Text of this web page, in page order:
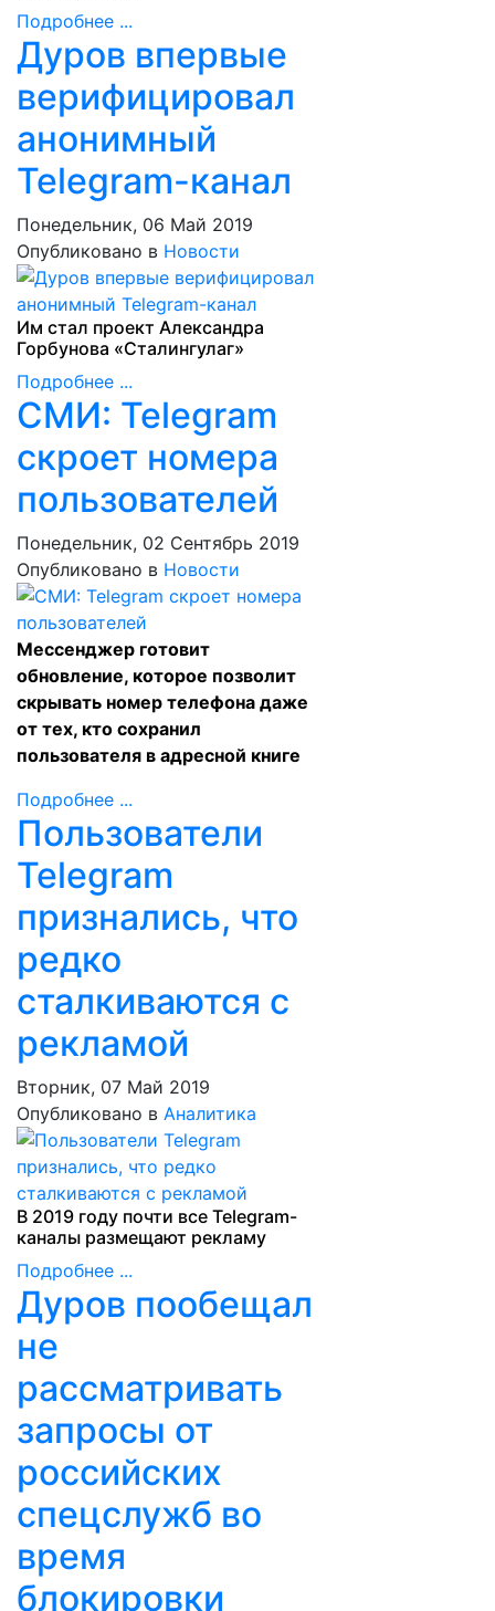
Подробнее ...
Дуров впервые
верифицировал
анонимный
Telegram-канал
Понедельник, 06 Май 2019
Опубликовано в Новости
Им стал проект Александра
Горбунова «Сталингулаг»
Подробнее ...
СМИ: Telegram
скроет номера
пользователей
Понедельник, 02 Сентябрь 2019
Опубликовано в Новости
Мессенджер готовит
обновление, которое позволит
скрывать номер телефона даже
от тех, кто сохранил
пользователя в адресной книге
Подробнее ...
Пользователи
Telegram
признались, что
редко
сталкиваются с
рекламой
Вторник, 07 Май 2019
Опубликовано в Аналитика
В 2019 году почти все Telegram-
каналы размещают рекламу
Подробнее ...
Дуров пообещал
не
рассматривать
запросы от
российских
спецслужб во
время
блокировки